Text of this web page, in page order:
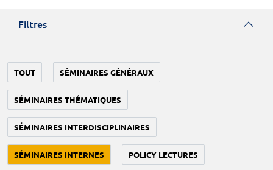
Filtres
TOUT SÉMINAIRES GÉNÉRAUX
SÉMINAIRES THÉMATIQUES
SÉMINAIRES INTERDISCIPLINAIRES
SÉMINAIRES INTERNES POLICY LECTURES